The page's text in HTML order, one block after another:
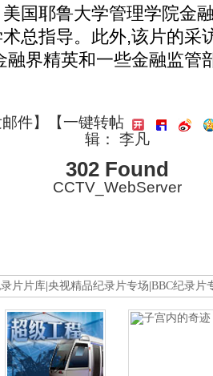
国耶鲁大学管理学院金
总指导。此外,该片的采
融界精英和一些金融监管
件】
【一键转帖
辑： 李凡
302 Found
CCTV_WebServer
片片库 央视精品纪录片专场 BBC纪录片